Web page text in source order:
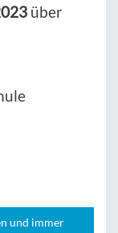
über
und immer